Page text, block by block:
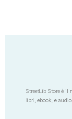
StreetLib Store è il
libri, ebook, e